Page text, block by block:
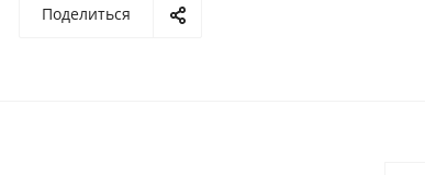
Поделиться